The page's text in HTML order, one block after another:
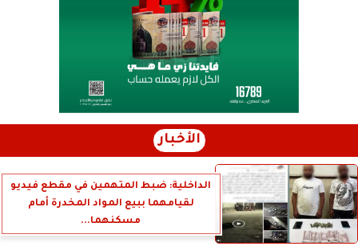
الأخبار
الداخلية: ضبط المتهمين في مقطع فيديو
لقيامهما ببيع المواد المخدرة أمام
مسكنهما...